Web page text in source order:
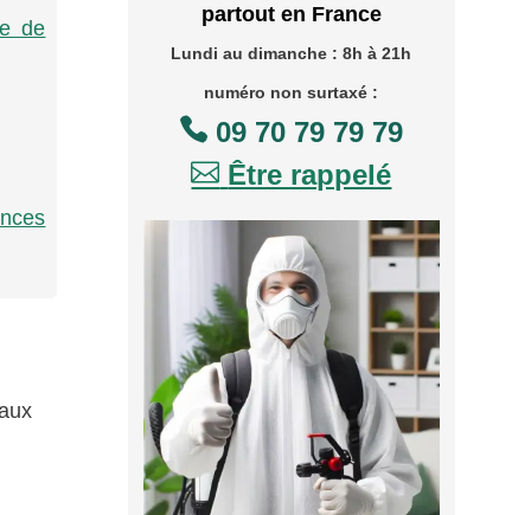
de
partout en France
Lundi au dimanche : 8h à 21h
numéro non surtaxé :
 09 70 79 79 79
 Être rappelé